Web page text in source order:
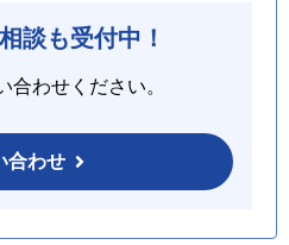
談も受付中！
合わせください。
合わせ